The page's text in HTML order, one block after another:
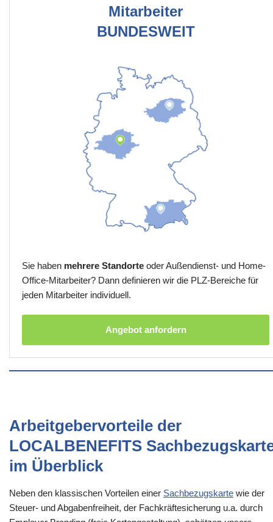
Mitarbeiter
BUNDESWEIT
Sie haben mehrere Standorte oder Außendienst- und Home-
Office-Mitarbeiter? Dann definieren wir die PLZ-Bereiche für
jeden Mitarbeiter individuell.
Angebot anfordern
Arbeitgebervorteile der
LOCALBENEFITS
im Überblick
Neben den klassischen Vorteilen einer Sachbezugskarte wie der
Steuer- und Abgabenfreiheit, der Fachkräftesicherung u.a. durch